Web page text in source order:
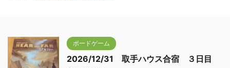
ボードゲーム
2026/12/31 取手ハウス合宿 ３日目